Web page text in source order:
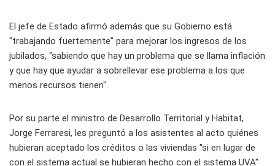
El jefe de Estado afirmó además que su Gobierno está
"trabajando fuertemente" para mejorar los ingresos de los
jubilados, "sabiendo que hay un problema que se llama inflación
y que hay que ayudar a sobrellevar ese problema a los que
menos recursos tienen".
Por su parte el ministro de Desarrollo Territorial y Habitat,
Jorge Ferraresi, les preguntó a los asistentes al acto quiénes
hubieran aceptado los créditos o las viviendas "si en lugar de
con el sistema actual se hubieran hecho con el sistema UVA"